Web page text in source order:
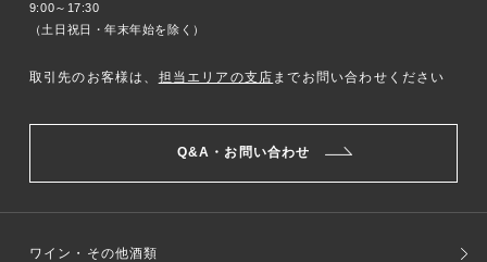
9:00～17:30
（土日祝日・年末年始を除く）
取引先のお客様は、 担当エリアの支店 までお問い合わせください
Q&A・お問い合わせ
ワイン・その他酒類